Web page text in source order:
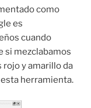
como
es
cuando
si mezclabamos
rojo y amarillo da
esta herramienta.